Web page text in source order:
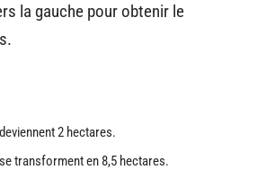
la gauche pour obtenir le
2 hectares.
transforment en 8,5 hectares.